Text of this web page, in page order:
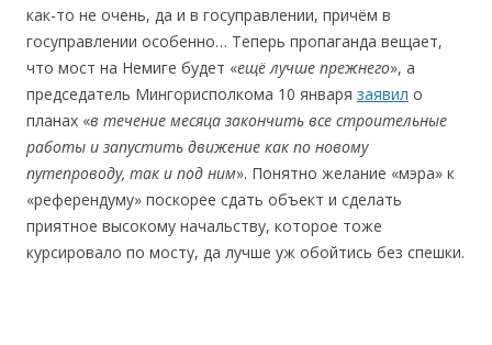
как-то не очень, да и в госуправлении, причём в
госуправлении особенно… Теперь пропаганда вещает,
что мост на Немиге будет «ещё лучше прежнего», а
председатель Мингорисполкома 10 января заявил о
планах «в течение месяца закончить все строительные
работы и запустить движение как по новому
путепроводу, так и под ним». Понятно желание «мэра» к
«референдуму» поскорее сдать объект и сделать
приятное высокому начальству, которое тоже
курсировало по мосту, да лучше уж обойтись без спешки.